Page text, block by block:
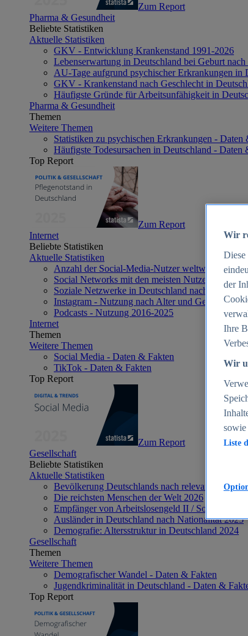
Zum Report
Pharma & Gesundheit
Beliebte Statistiken
Aktuelle Statistiken
GKV - Entwicklung Krankenstand 1991-2026
Lebenserwartung in Deutschland bei Geburt
AU-Tage aufgrund psychischer Erkrankungen in
GKV - Krankenstand nach Geschlecht in
Häufigste Gründe für Arbeitsunfähigkeit in
Pharma & Gesundheit
Themen
Weitere Themen
Statistiken zu psychischen Erkrankungen - Daten
Häufigste Todesursachen in Deutschland - Daten
Top Report
Zum Report
Internet
Beliebte Statistiken
Aktuelle Statistiken
Anzahl der Social-Media-Nutzer weltweit 2012-
Social Networks mit den meisten Nutzern weltweit
Soziale Netzwerke in Deutschland nach
Instagram - Nutzung nach Alter und Geschlecht
Podcasts - Nutzung 2016-2025
Internet
Themen
Weitere Themen
Social Media - Daten & Fakten
TikTok - Daten & Fakten
Top Report
Zum Report
Gesellschaft
Beliebte Statistiken
Aktuelle Statistiken
Bevölkerung Deutschlands nach relevanten
Die reichsten Menschen der Welt 2026
Empfänger von Arbeitslosengeld II / Sozialgeld /
Ausländer in Deutschland nach Nationalität 2025
Demografie: Altersstruktur in Deutschland 2024
Gesellschaft
Themen
Weitere Themen
Demografischer Wandel - Daten & Fakten
Jugendkriminalität in Deutschland - Daten &
Top Report
Wir
Diese
der
Ihre
Wir
sowie
Liste